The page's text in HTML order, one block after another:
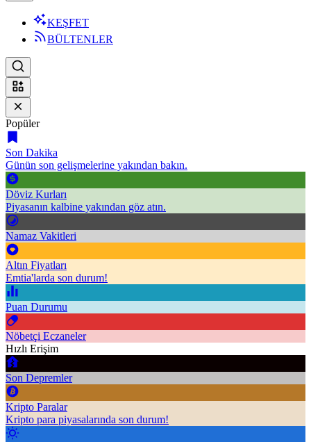
KEŞFET
BÜLTENLER
Popüler
Son Dakika
Günün son gelişmelerine yakından bakın.
Döviz Kurları
Piyasanın kalbine yakından göz atın.
Namaz Vakitleri
Altın Fiyatları
Emtia'larda son durum!
Puan Durumu
Nöbetçi Eczaneler
Hızlı Erişim
Son Depremler
Kripto Paralar
Kripto para piyasalarında son durum!